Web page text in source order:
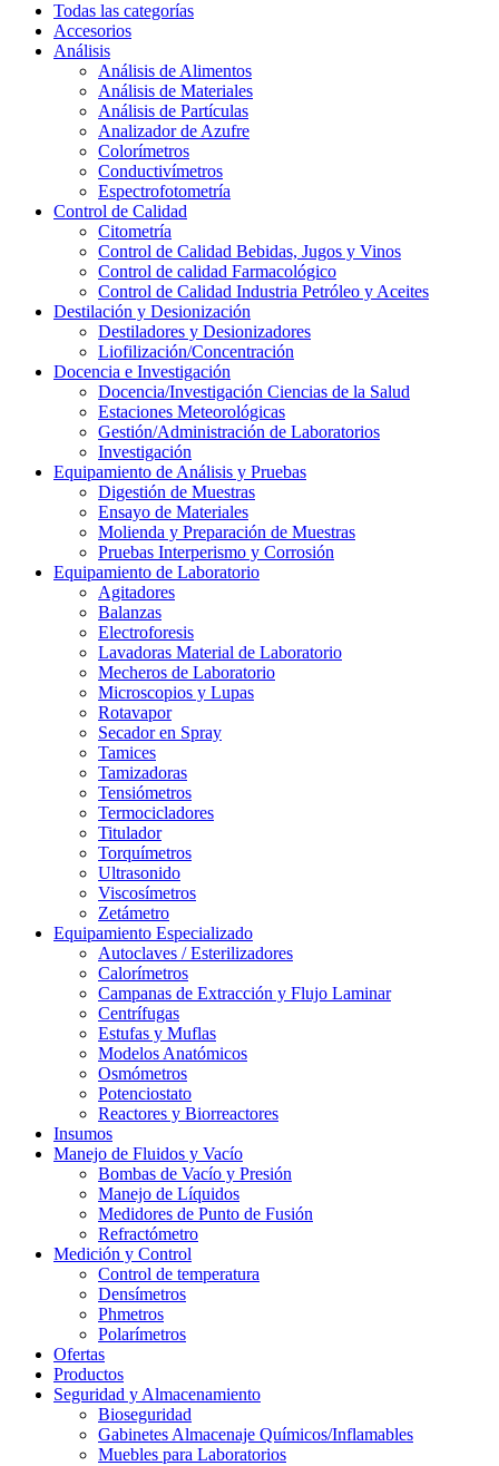
Todas las categorías
Accesorios
Análisis
Análisis de Alimentos
Análisis de Materiales
Análisis de Partículas
Analizador de Azufre
Colorímetros
Conductivímetros
Espectrofotometría
Control de Calidad
Citometría
Control de Calidad Bebidas, Jugos y Vinos
Control de calidad Farmacológico
Control de Calidad Industria Petróleo y Aceites
Destilación y Desionización
Destiladores y Desionizadores
Liofilización/Concentración
Docencia e Investigación
Docencia/Investigación Ciencias de la Salud
Estaciones Meteorológicas
Gestión/Administración de Laboratorios
Investigación
Equipamiento de Análisis y Pruebas
Digestión de Muestras
Ensayo de Materiales
Molienda y Preparación de Muestras
Pruebas Interperismo y Corrosión
Equipamiento de Laboratorio
Agitadores
Balanzas
Electroforesis
Lavadoras Material de Laboratorio
Mecheros de Laboratorio
Microscopios y Lupas
Rotavapor
Secador en Spray
Tamices
Tamizadoras
Tensiómetros
Termocicladores
Titulador
Torquímetros
Ultrasonido
Viscosímetros
Zetámetro
Equipamiento Especializado
Autoclaves / Esterilizadores
Calorímetros
Campanas de Extracción y Flujo Laminar
Centrífugas
Estufas y Muflas
Modelos Anatómicos
Osmómetros
Potenciostato
Reactores y Biorreactores
Insumos
Manejo de Fluidos y Vacío
Bombas de Vacío y Presión
Manejo de Líquidos
Medidores de Punto de Fusión
Refractómetro
Medición y Control
Control de temperatura
Densímetros
Phmetros
Polarímetros
Ofertas
Productos
Seguridad y Almacenamiento
Bioseguridad
Gabinetes Almacenaje Químicos/Inflamables
Muebles para Laboratorios